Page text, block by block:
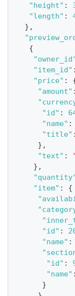
"height" :
"length" :
} ,
{
"item_id" :
"price" :
"amount" :
"id" :
"name" :
"title" :
} ,
"text" :
} ,
"item" :
{
"id" :
"name" :
"id" :
"name" :
}